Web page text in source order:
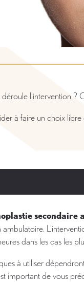
l’intervention ?
à faire un choix libre
secondaire
ambulatoire.
dans les cas les
à utiliser
important de vous